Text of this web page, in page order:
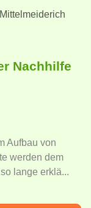
Nachhilfe
Aufbau von
werden dem
lange erklä...